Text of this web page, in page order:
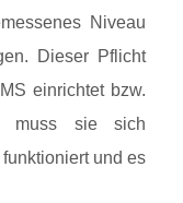
Niveau
Dieser Pflicht
einrichtet bzw.
muss sie sich
und es